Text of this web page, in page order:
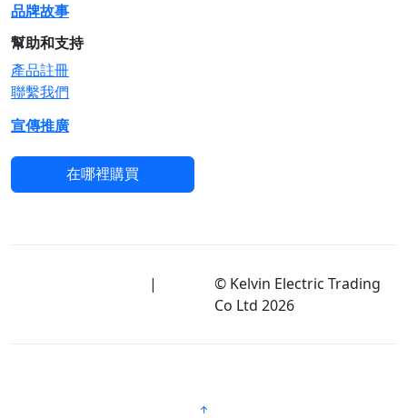
品牌故事
幫助和支持
產品註冊
聯繫我們
宣傳推廣
在哪裡購買
|
© Kelvin Electric Trading
Co Ltd 2026